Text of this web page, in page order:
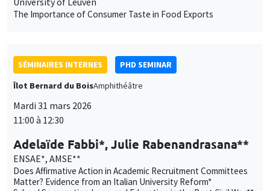
The Importance of Consumer Taste in Food Exports
SÉMINAIRES INTERNES
PHD SEMINAR
Îlot Bernard du BoisAmphithéâtre
Mardi 31 mars 2026
11:00 à 12:30
Adelaïde Fabbi*, Julie Rabenandrasana**
ENSAE*, AMSE**
Does Affirmative Action in Academic Recruitment Committees
Matter? Evidence from an Italian University Reform*
données
personnelles
des
cookies
accessible en bas de page. Pour en savoir plus, consultez notre